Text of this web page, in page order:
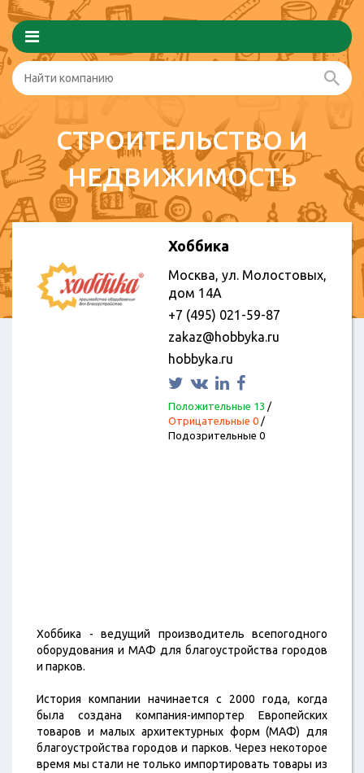
СТРОИТЕЛЬСТВО И
НЕДВИЖИМОСТЬ
Хоббика
Москва, ул. Молостовых,
дом 14А
+7 (495) 021-59-87
zakaz@hobbyka.ru
hobbyka.ru
Положительные 13 /
Отрицательные 0/
Подозрительные 0
Хоббика - ведущий производитель всепогодного
оборудования и МАФ для благоустройства городов
и парков.
История компании начинается с 2000 года, когда
была создана компания-импортер Европейских
товаров и малых архитектурных форм (МАФ) для
благоустройства городов и парков. Через некоторое
время мы стали не только импортировать товары из